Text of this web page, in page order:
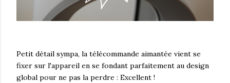
Petit détail sympa, la télécommande aimantée vient se
fixer sur l'appareil en se fondant parfaitement au design
global pour ne pas la perdre : Excellent !